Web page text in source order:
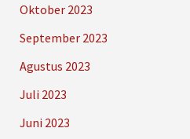
Oktober 2023
September 2023
Agustus 2023
Juli 2023
Juni 2023